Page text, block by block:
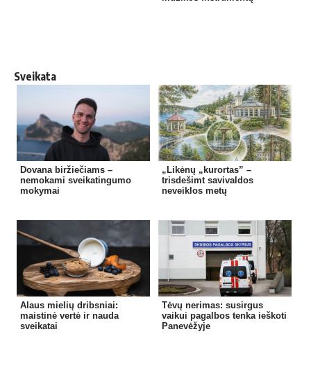
Sveikata
Dovana biržiečiams –
nemokami sveikatingumo
mokymai
„Likėnų „kurortas” –
trisdešimt savivaldos
neveiklos metų
Alaus mielių dribsniai:
maistinė vertė ir nauda
sveikatai
Tėvų nerimas: susirgus
vaikui pagalbos tenka ieškoti
Panevėžyje